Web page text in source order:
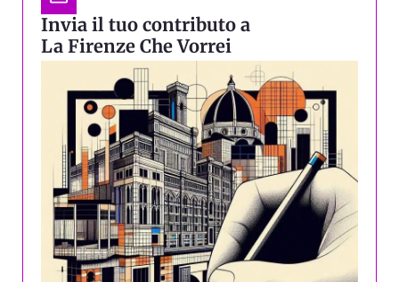
Invia il tuo contributo a
La Firenze Che Vorrei